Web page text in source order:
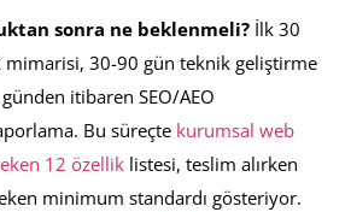
sonra ne beklenmeli? İlk 30
mimarisi, 30-90 gün teknik geliştirme
itibaren SEO/AEO
Bu süreçte kurumsal web
12 özellik listesi, teslim alırken
minimum standardı gösteriyor.